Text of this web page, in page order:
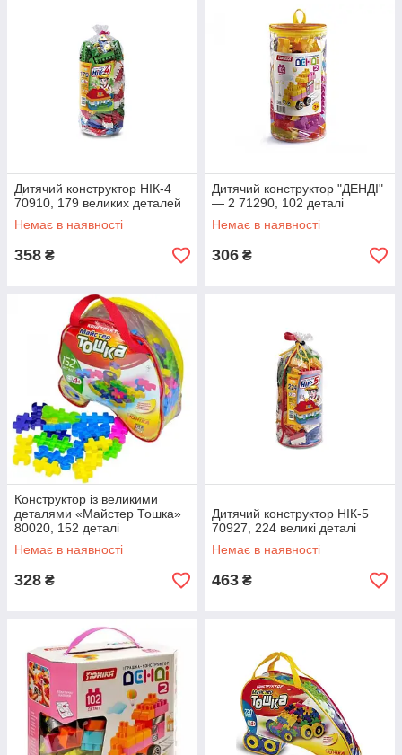
Дитячий конструктор НІК-4
70910, 179 великих деталей
Немає в наявності
358 ₴
Дитячий конструктор "ДЕНДІ"
— 2 71290, 102 деталі
Немає в наявності
306 ₴
Конструктор із великими
деталями «Майстер Тошка»
80020, 152 деталі
Немає в наявності
328 ₴
Дитячий конструктор НІК-5
70927, 224 великі деталі
Немає в наявності
463 ₴